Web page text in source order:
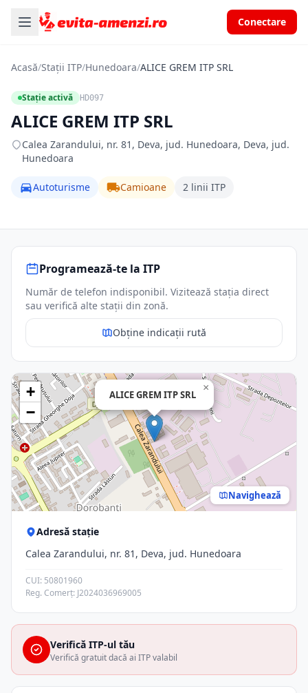
Conectare
Acasă/Stații ITP/Hunedoara/ALICE GREM ITP SRL
Stație activă HD097
ALICE GREM ITP SRL
Calea Zarandului, nr. 81, Deva, jud. Hunedoara, Deva, jud.
Hunedoara
Autoturisme Camioane 2 linii ITP
Programează-te la ITP
Număr de telefon indisponibil. Vizitează stația direct
sau verifică alte stații din zonă.
Obține indicații rută
ALICE GREM ITP SRL
×
+
−
Navighează
Adresă stație
Calea Zarandului, nr. 81, Deva, jud. Hunedoara
CUI: 50801960
Reg. Comerț: J2024036969005
Verifică ITP-ul tău
Verifică gratuit dacă ai ITP valabil